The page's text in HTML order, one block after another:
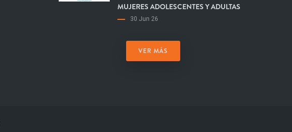
MUJERES ADOLESCENTES Y ADULTAS
30 Jun 26
VER MÁS